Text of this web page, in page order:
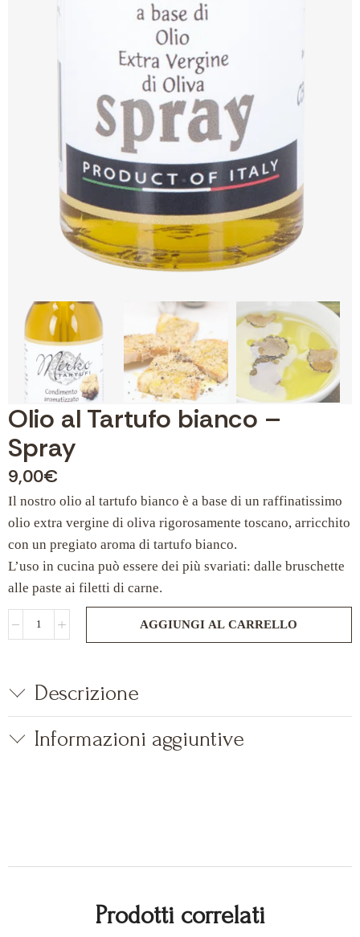
Olio al Tartufo bianco –
Spray
9,00€
Il nostro olio al tartufo bianco è a base di un raffinatissimo
olio extra vergine di oliva rigorosamente toscano, arricchito
con un pregiato aroma di tartufo bianco.
L’uso in cucina può essere dei più svariati: dalle bruschette
alle paste ai filetti di carne.
AGGIUNGI AL CARRELLO
Descrizione
Informazioni aggiuntive
Prodotti correlati